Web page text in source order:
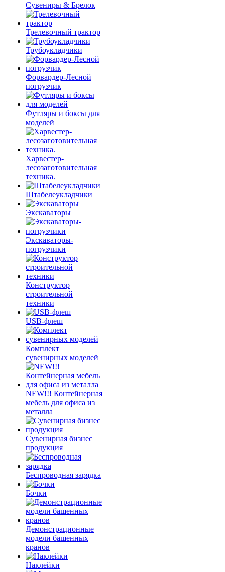
Сувениры & Брелок
Трелевочный трактор
Трубоукладчики
Форвардер-Лесной
погрузчик
Футляры и боксы для
моделей
Харвестер-
лесозаготовительная
техника.
Штабелеукладчики
Экскаваторы
Экскаваторы-
погрузчики
Конструктор
строительной
техники
USB-флеш
Комплект
сувенирных моделей
NEW!!! Контейнерная
мебель для офиса из
металла
Сувенирная бизнес
продукция
Беспроводная зарядка
Бочки
Демонстрационные
модели башенных
кранов
Наклейки